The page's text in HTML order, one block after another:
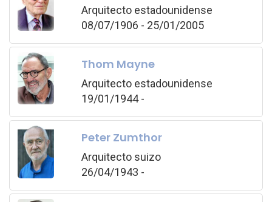
Arquitecto estadounidense
08/07/1906 - 25/01/2005
Thom Mayne
Arquitecto estadounidense
19/01/1944 -
Peter Zumthor
Arquitecto suizo
26/04/1943 -